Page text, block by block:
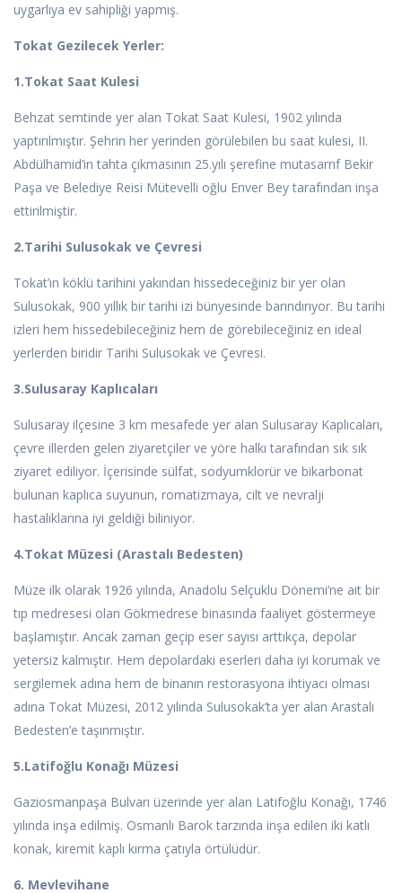
uygarlıya ev sahipliği yapmış.
Tokat Gezilecek Yerler:
1.Tokat Saat Kulesi
Behzat semtinde yer alan Tokat Saat Kulesi, 1902 yılında
yaptırılmıştır. Şehrin her yerinden görülebilen bu saat kulesi, II.
Abdülhamid’in tahta çıkmasının 25.yılı şerefine mutasarrıf Bekir
Paşa ve Belediye Reisi Mütevelli oğlu Enver Bey tarafından inşa
ettirilmiştir.
2.Tarihi Sulusokak ve Çevresi
Tokat’ın köklü tarihini yakından hissedeceğiniz bir yer olan
Sulusokak, 900 yıllık bir tarihi izi bünyesinde barındırıyor. Bu tarihi
izleri hem hissedebileceğiniz hem de görebileceğiniz en ideal
yerlerden biridir Tarihi Sulusokak ve Çevresi.
3.Sulusaray Kaplıcaları
Sulusaray ilçesine 3 km mesafede yer alan Sulusaray Kaplıcaları,
çevre illerden gelen ziyaretçiler ve yöre halkı tarafından sık sık
ziyaret ediliyor. İçerisinde sülfat, sodyumklorür ve bikarbonat
bulunan kaplıca suyunun, romatizmaya, cilt ve nevralji
hastalıklarına iyi geldiği biliniyor.
4.Tokat Müzesi (Arastalı Bedesten)
Müze ilk olarak 1926 yılında, Anadolu Selçuklu Dönemi’ne ait bir
tıp medresesi olan Gökmedrese binasında faaliyet göstermeye
başlamıştır. Ancak zaman geçip eser sayısı arttıkça, depolar
yetersiz kalmıştır. Hem depolardaki eserleri daha iyi korumak ve
sergilemek adına hem de binanın restorasyona ihtiyacı olması
adına Tokat Müzesi, 2012 yılında Sulusokak’ta yer alan Arastalı
Bedesten’e taşınmıştır.
5.Latifoğlu Konağı Müzesi
Gaziosmanpaşa Bulvarı üzerinde yer alan Latifoğlu Konağı, 1746
yılında inşa edilmiş. Osmanlı Barok tarzında inşa edilen iki katlı
konak, kiremit kaplı kırma çatıyla örtülüdür.
6. Mevlevihane